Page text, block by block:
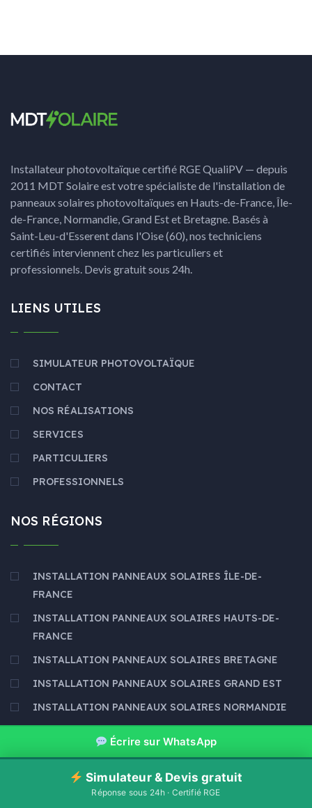
Installateur photovoltaïque certifié RGE QualiPV — depuis
2011 MDT Solaire est votre spécialiste de l'installation de
panneaux solaires photovoltaïques en Hauts-de-France, Île-
de-France, Normandie, Grand Est et Bretagne. Basés à
Saint-Leu-d'Esserent dans l'Oise (60), nos techniciens
certifiés interviennent chez les particuliers et
professionnels. Devis gratuit sous 24h.
LIENS UTILES
SIMULATEUR PHOTOVOLTAÏQUE
CONTACT
NOS RÉALISATIONS
SERVICES
PARTICULIERS
PROFESSIONNELS
NOS RÉGIONS
INSTALLATION PANNEAUX SOLAIRES ÎLE-DE-
FRANCE
INSTALLATION PANNEAUX SOLAIRES HAUTS-DE-
FRANCE
INSTALLATION PANNEAUX SOLAIRES BRETAGNE
INSTALLATION PANNEAUX SOLAIRES GRAND EST
INSTALLATION PANNEAUX SOLAIRES NORMANDIE
NOS ARTICLES Écrire sur WhatsApp
Simulateur & Devis gratuit
Réponse sous 24h · Certifié RGE